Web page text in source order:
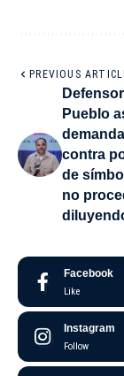
PREVIOUS
Pueblo
contra
de
no
Facebook
Like
Instagram
Follow